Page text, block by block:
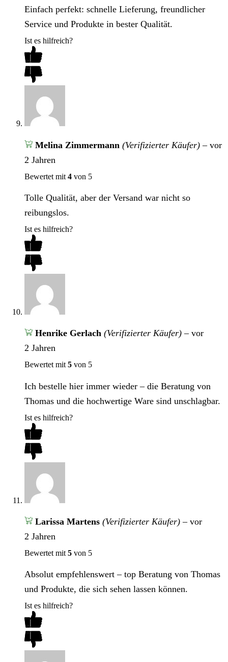
Einfach perfekt: schnelle Lieferung, freundlicher
Service und Produkte in bester Qualität.
Ist es hilfreich?
Melina Zimmermann (Verifizierter Käufer) – vor
2 Jahren
Bewertet mit 4 von 5
Tolle Qualität, aber der Versand war nicht so
reibungslos.
Ist es hilfreich?
Henrike Gerlach (Verifizierter Käufer) – vor
2 Jahren
Bewertet mit 5 von 5
Ich bestelle hier immer wieder – die Beratung von
Thomas und die hochwertige Ware sind unschlagbar.
Ist es hilfreich?
Larissa Martens (Verifizierter Käufer) – vor
2 Jahren
Bewertet mit 5 von 5
Absolut empfehlenswert – top Beratung von Thomas
und Produkte, die sich sehen lassen können.
Ist es hilfreich?